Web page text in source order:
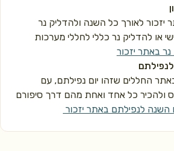
יזכור לאורך כל השנה ולהדליק נר
או להדליק נר כללי לחללי מערכות
באתר יזכור
החללים שזהו יום נפילתם, עם
ולהכיר כל אחד ואחת מהם דרך סיפורם
השנה לנפילתם באתר יזכור